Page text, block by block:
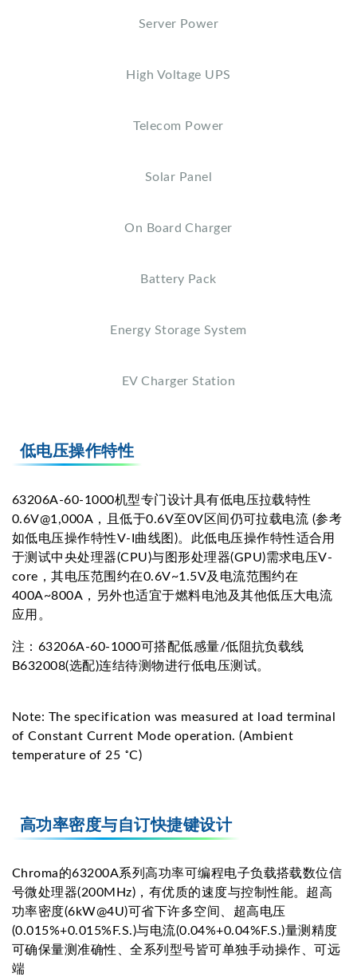
Server Power
High Voltage UPS
Telecom Power
Solar Panel
On Board Charger
Battery Pack
Energy Storage System
EV Charger Station
低电压操作特性
63206A-60-1000机型专门设计具有低电压拉载特性
0.6V@1,000A，且低于0.6V至0V区间仍可拉载电流 (参考
如低电压操作特性V-I曲线图)。此低电压操作特性适合用
于测试中央处理器(CPU)与图形处理器(GPU)需求电压V-
core，其电压范围约在0.6V~1.5V及电流范围约在
400A~800A，另外也适宜于燃料电池及其他低压大电流
应用。
注：63206A-60-1000可搭配低感量/低阻抗负载线
B632008(选配)连结待测物进行低电压测试。
Note: The specification was measured at load terminal
of Constant Current Mode operation. (Ambient
temperature of 25 ˚C)
高功率密度与自订快捷键设计
Chroma的63200A系列高功率可编程电子负载搭载数位信
号微处理器(200MHz)，有优质的速度与控制性能。超高
功率密度(6kW@4U)可省下许多空间、超高电压
(0.015%+0.015%F.S.)与电流(0.04%+0.04%F.S.)量测精度
可确保量测准确性、全系列型号皆可单独手动操作、可远
端